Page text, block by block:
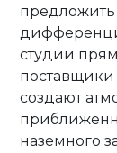
студии
создают
наземного